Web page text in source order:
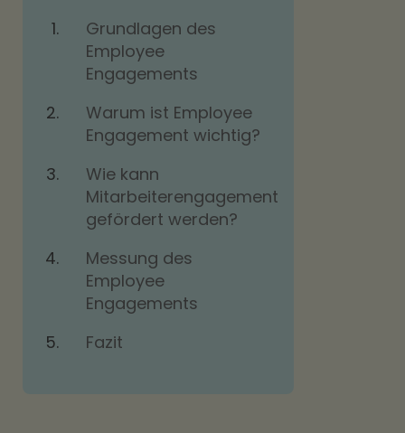
Grundlagen des
Employee
Engagements
Warum ist Employee
Engagement wichtig?
Wie kann
Mitarbeiterengagement
gefördert werden?
Messung des
Employee
Engagements
Fazit